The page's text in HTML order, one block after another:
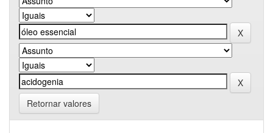
Retornar valores